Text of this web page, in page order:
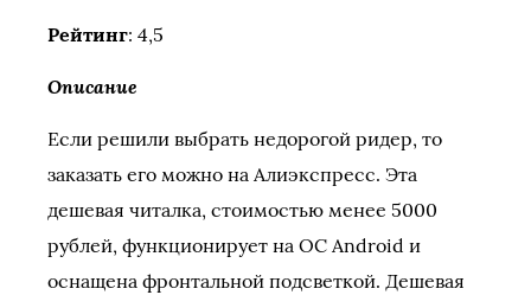
Рейтинг: 4,5
Описание
Если решили выбрать недорогой ридер, то
заказать его можно на Алиэкспресс. Эта
дешевая читалка, стоимостью менее 5000
рублей, функционирует на ОС Android и
оснащена фронтальной подсветкой. Дешевая